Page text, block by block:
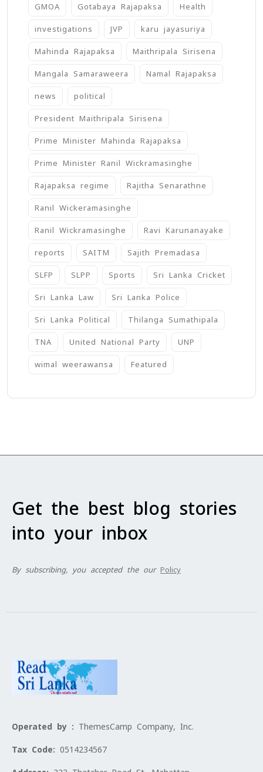
GMOA Gotabaya Rajapaksa Health
investigations JVP karu jayasuriya
Mahinda Rajapaksa Maithripala Sirisena
Mangala Samaraweera Namal Rajapaksa
news political
President Maithripala Sirisena
Prime Minister Mahinda Rajapaksa
Prime Minister Ranil Wickramasinghe
Rajapaksa regime Rajitha Senarathne
Ranil Wickeramasinghe
Ranil Wickramasinghe Ravi Karunanayake
reports SAITM Sajith Premadasa
SLFP SLPP Sports Sri Lanka Cricket
Sri Lanka Law Sri Lanka Police
Sri Lanka Political Thilanga Sumathipala
TNA United National Party UNP
wimal weerawansa ‍Featured
Get the best blog stories
into your inbox
By subscribing, you accepted the our Policy
Operated by : ThemesCamp Company, Inc.
Tax Code: 0514234567